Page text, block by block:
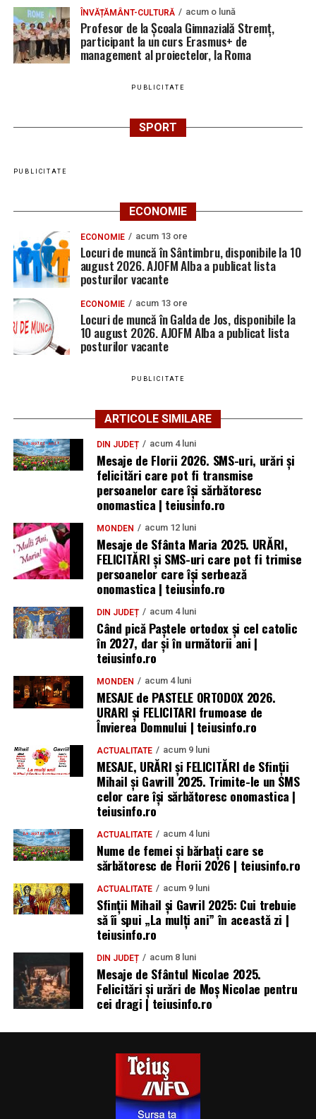
ÎNVĂȚĂMÂNT-CULTURĂ acum o lună
Profesor de la Școala Gimnazială Stremț,
participant la un curs Erasmus+ de
management al proiectelor, la Roma
PUBLICITATE
SPORT
PUBLICITATE
ECONOMIE
ECONOMIE acum 13 ore
Locuri de muncă în Sântimbru, disponibile la 10
august 2026. AJOFM Alba a publicat lista
posturilor vacante
ECONOMIE acum 13 ore
Locuri de muncă în Galda de Jos, disponibile la
10 august 2026. AJOFM Alba a publicat lista
posturilor vacante
PUBLICITATE
ARTICOLE SIMILARE
DIN JUDEȚ acum 4 luni
Mesaje de Florii 2026. SMS-uri, urări și
felicitări care pot fi transmise
persoanelor care îşi sărbătoresc
onomastica | teiusinfo.ro
MONDEN acum 12 luni
Mesaje de Sfânta Maria 2025. URĂRI,
FELICITĂRI și SMS-uri care pot fi trimise
persoanelor care își serbează
onomastica | teiusinfo.ro
DIN JUDEȚ acum 4 luni
Când pică Paștele ortodox și cel catolic
în 2027, dar și în următorii ani |
teiusinfo.ro
MONDEN acum 4 luni
MESAJE de PASTELE ORTODOX 2026.
URARI și FELICITARI frumoase de
Învierea Domnului | teiusinfo.ro
ACTUALITATE acum 9 luni
MESAJE, URĂRI și FELICITĂRI de Sfinții
Mihail și Gavrill 2025. Trimite-le un SMS
celor care își sărbătoresc onomastica |
teiusinfo.ro
ACTUALITATE acum 4 luni
Nume de femei și bărbați care se
sărbătoresc de Florii 2026 | teiusinfo.ro
ACTUALITATE acum 9 luni
Sfinții Mihail și Gavril 2025: Cui trebuie
să îi spui „La mulţi ani” în această zi |
teiusinfo.ro
DIN JUDEȚ acum 8 luni
Mesaje de Sfântul Nicolae 2025.
Felicitări și urări de Moș Nicolae pentru
cei dragi | teiusinfo.ro